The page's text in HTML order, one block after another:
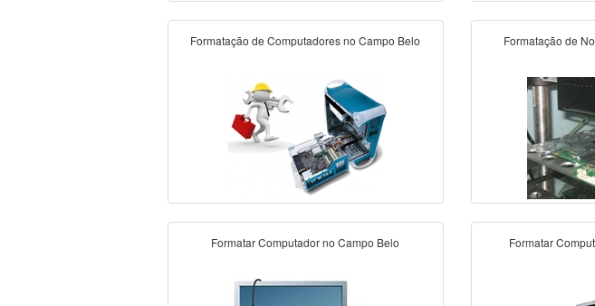
Formatação de Computadores no Campo Belo Formatação de
Formatar Computador no Campo Belo Formatar